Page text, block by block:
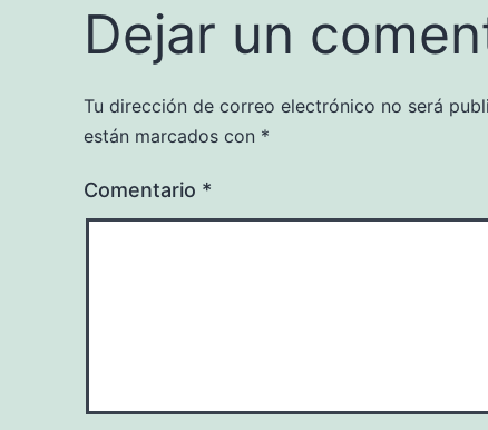
Dejar un
Tu dirección de correo electrónico no será
están marcados con *
Comentario *